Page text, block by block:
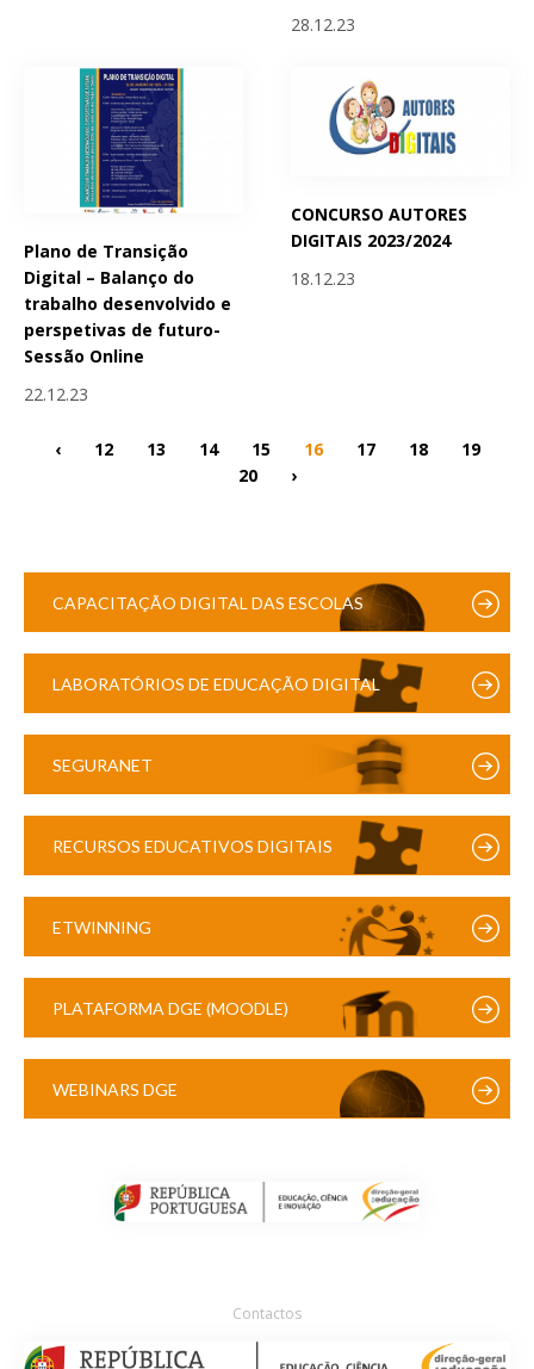
28.12.23
Plano de Transição
Digital – Balanço do
trabalho desenvolvido e
perspetivas de futuro-
Sessão Online
22.12.23
CONCURSO AUTORES
DIGITAIS 2023/2024
18.12.23
‹ 12 13 14 15 16 17 18
19
20
›
CAPACITAÇÃO DIGITAL DAS ESCOLAS
LABORATÓRIOS DE EDUCAÇÃO DIGITAL
SEGURANET
RECURSOS EDUCATIVOS DIGITAIS
ETWINNING
PLATAFORMA DGE (MOODLE)
WEBINARS DGE
Contactos